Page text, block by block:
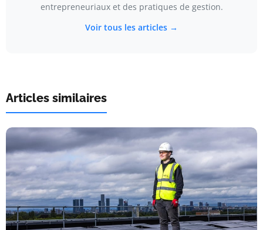
entrepreneuriaux et des pratiques de gestion.
Voir tous les articles →
Articles similaires